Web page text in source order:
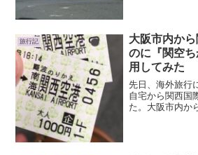
旅行記
大阪市内か
のに『関空
用してみた
先日、海外旅行
自宅から関西国
た。大阪市内か